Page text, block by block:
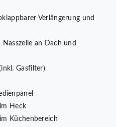
Verlängerung und
an Dach und
Gasfilter)
Heck
Küchenbereich